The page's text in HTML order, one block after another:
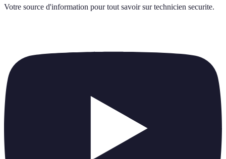
Votre source d'information pour tout savoir sur technicien securite.